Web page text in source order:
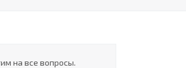
на все вопросы.